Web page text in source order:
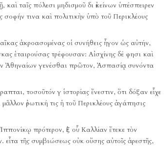
ταῖς πόλεσι μηδισμοῦ δι ἐκείνων ὑπέσπειρεν
τινα καὶ πολιτικὴν ὑπὸ τοῦ Περικλέους
ἀκροασομένας οἱ συνήθεις ἦγον ὡς αὐτήν,
ἑταιρούσας τρέφουσαν: Αἰσχίνης δέ φησι καὶ
Ἀθηναίων γενέσθαι πρῶτον, Ἀσπασίᾳ συνόντα
τοσοῦτόν γ ἱστορίας ἔνεστιν, ὅτι δόξαν εἶχε
μᾶλλον ἐρωτική τις ἡ τοῦ Περικλέους ἀγάπησις
πρότερον, ἐξ οὗ Καλλίαν ἔτεκε τὸν
εἶτα τῆς συμβιώσεως οὐκ οὔσης αὐτοῖς ἀρεστῆς,